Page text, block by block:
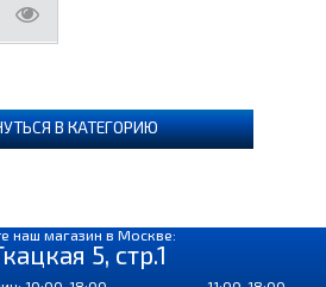
В КАТЕГОРИЮ
наш магазин в Москве:
5, стр.1